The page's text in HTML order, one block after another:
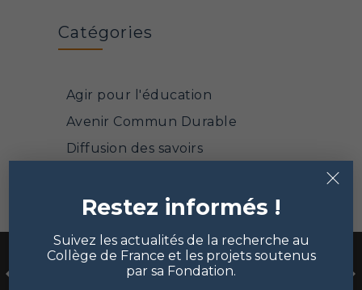
Catégories
Agir pour l'éducation
Avenir Commun Durable
Diffusion des savoirs
Mathématiques et sciences
informatiques
Mécénat et philanthropie
Points de vue
Restez informés !
Suivez les actualités de la recherche au
Collège de France et les projets soutenus
par sa Fondation.
×